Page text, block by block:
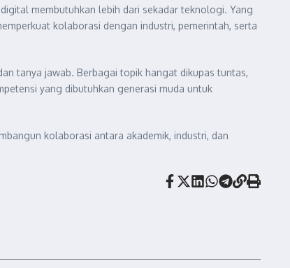
membutuhkan lebih dari sekadar teknologi. Yang
kolaborasi dengan industri, pemerintah, serta
tanya jawab. Berbagai topik hangat dikupas tuntas,
yang dibutuhkan generasi muda untuk
kolaborasi antara akademik, industri, dan